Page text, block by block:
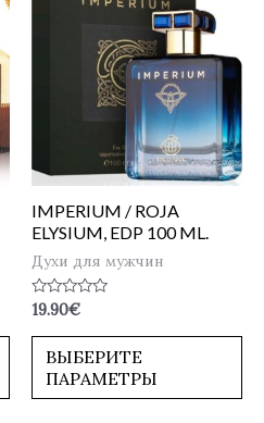
IMPERIUM / ROJA
ELYSIUM, EDP 100 ML.
Духи для мужчин
Оценка
из
19.90€
ВЫБЕРИТЕ
ПАРАМЕТРЫ